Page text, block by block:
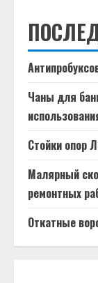
Чаны для
Стойки опор
Малярный
ремонтных
Откатные